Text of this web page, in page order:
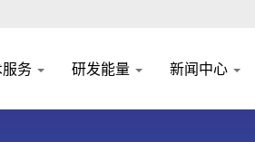
务 研发能量 新闻中心